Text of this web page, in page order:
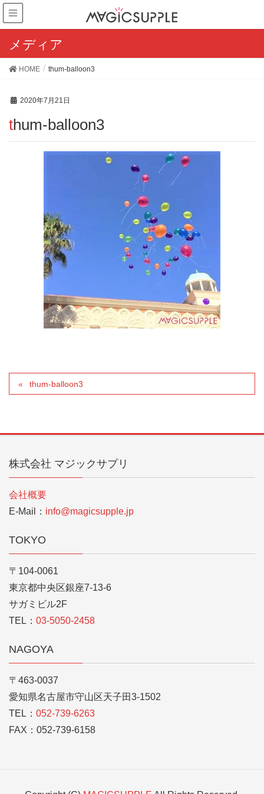
メディア
HOME thum-balloon3
2020年7月21日
thum-balloon3
thum-balloon3
株式会社 マジックサプリ
会社概要
E-Mail： info@magicsupple.jp
TOKYO
〒104-0061
東京都中央区銀座7-13-6
サガミビル2F
TEL： 03-5050-2458
NAGOYA
〒463-0037
愛知県名古屋市守山区天子田3-1502
TEL： 052-739-6263
FAX：052-739-6158